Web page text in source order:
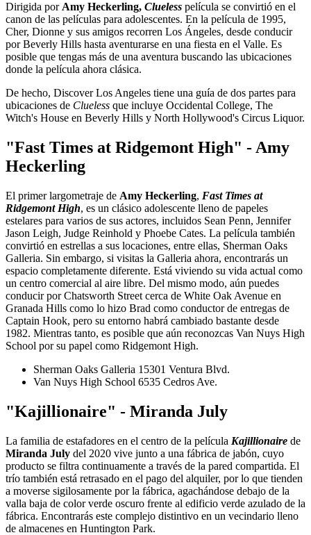
Dirigida por Amy Heckerling, Clueless película se convirtió en el
canon de las películas para adolescentes. En la película de 1995,
Cher, Dionne y sus amigos recorren Los Ángeles, desde conducir
por Beverly Hills hasta aventurarse en una fiesta en el Valle. Es
posible que tengas más de una aventura buscando las ubicaciones
donde la película ahora clásica.
De hecho, Discover Los Angeles tiene una guía de dos partes para
ubicaciones de Clueless que incluye Occidental College, The
Witch's House en Beverly Hills y North Hollywood's Circus Liquor.
"Fast Times at Ridgemont High" - Amy
Heckerling
El primer largometraje de Amy Heckerling, Fast Times at
Ridgemont High, es un clásico adolescente lleno de papeles
estelares para varios de sus actores, incluidos Sean Penn, Jennifer
Jason Leigh, Judge Reinhold y Phoebe Cates. La película también
convirtió en estrellas a sus locaciones, entre ellas, Sherman Oaks
Galleria. Sin embargo, si visitas la Galleria ahora, encontrarás un
espacio completamente diferente. Está viviendo su vida actual como
un centro comercial al aire libre. Del mismo modo, aún puedes
conducir por Chatsworth Street cerca de White Oak Avenue en
Granada Hills como lo hizo Brad como conductor de entregas de
Captain Hook, pero su entorno habrá cambiado bastante desde
1982. Mientras tanto, es posible que aún reconozcas Van Nuys High
School por su papel como Ridgemont High.
Sherman Oaks Galleria 15301 Ventura Blvd.
Van Nuys High School 6535 Cedros Ave.
"Kajillionaire" - Miranda July
La familia de estafadores en el centro de la película Kajillionaire de
Miranda July del 2020 vive junto a una fábrica de jabón, cuyo
producto se filtra continuamente a través de la pared compartida. El
trío también está retrasado en el pago del alquiler, por lo que tienden
a moverse sigilosamente por la fábrica, agachándose debajo de la
valla baja de color verde oscuro frente al edificio verde azulado de la
fábrica. Encontrarás este complejo distintivo en un vecindario lleno
de almacenes en Huntington Park.